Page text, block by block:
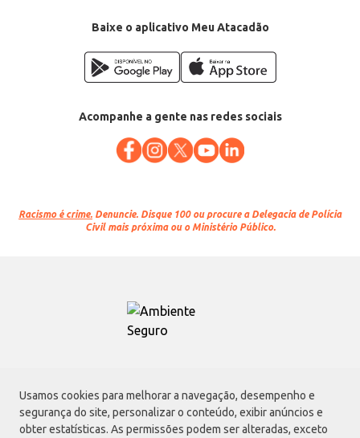
Usamos cookies para melhorar a navegação, desempenho e
segurança do site, personalizar o conteúdo, exibir anúncios e
obter estatísticas. As permissões podem ser alteradas, exceto
Baixe o aplicativo Meu Atacadão
Acompanhe a gente nas redes sociais
Racismo é crime. Denuncie. Disque 100 ou procure a Delegacia de Polícia
Civil mais próxima ou o Ministério Público.
Atacadão S.A.
Avenida Morvan Dias de Figueiredo, 6169, Vila Maria, São Paulo - SP | CEP
02170-901 | CNPJ: 75.315.333/0001-09